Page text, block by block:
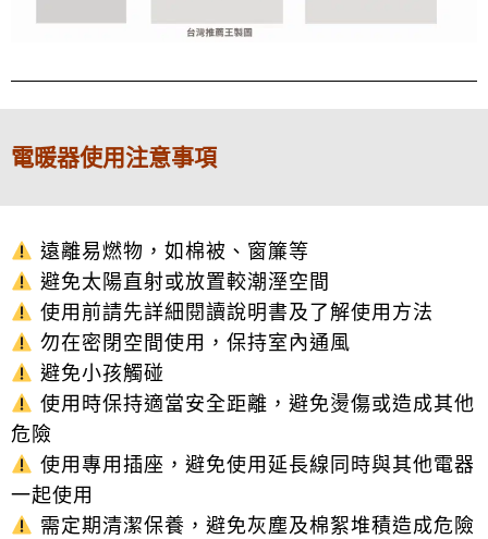
電暖器使用注意事項
遠離易燃物，如棉被、窗簾等
避免太陽直射或放置較潮溼空間
使用前請先詳細閱讀說明書及了解使用方法
勿在密閉空間使用，保持室內通風
避免小孩觸碰
使用時保持適當安全距離，避免燙傷或造成其他
危險
使用專用插座，避免使用延長線同時與其他電器
一起使用
需定期清潔保養，避免灰塵及棉絮堆積造成危險